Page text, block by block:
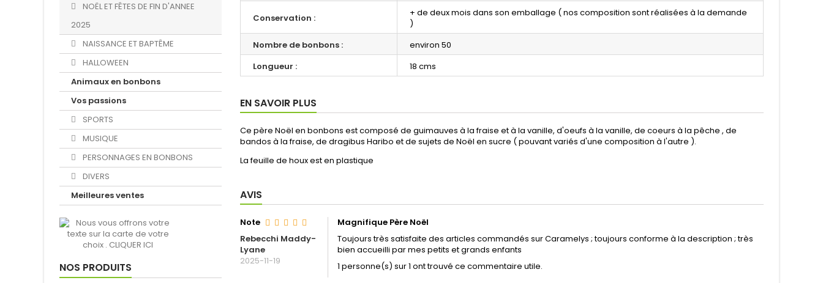
NOËL ET FÊTES DE FIN D'ANNEE
2025
NAISSANCE ET BAPTÊME
HALLOWEEN
Animaux en bonbons
Vos passions
SPORTS
MUSIQUE
PERSONNAGES EN BONBONS
DIVERS
Meilleures ventes
NOS PRODUITS
Conservation :
+ de deux mois dans son emballage ( nos composition sont réalisées à la demande
)
Nombre de bonbons :
environ 50
Longueur :
18 cms
EN SAVOIR PLUS
Ce père Noël en bonbons est composé de guimauves à la fraise et à la vanille, d'oeufs à la vanille, de coeurs à la pêche , de
bandos à la fraise, de dragibus Haribo et de sujets de Noël en sucre ( pouvant variés d'une composition à l'autre ).
La feuille de houx est en plastique
AVIS
Note
Rebecchi Maddy-
Lyane
2025-11-19
Magnifique Père Noël
Toujours très satisfaite des articles commandés sur Caramelys ; toujours conforme à la description ; très
bien accueilli par mes petits et grands enfants
1 personne(s) sur 1 ont trouvé ce commentaire utile.